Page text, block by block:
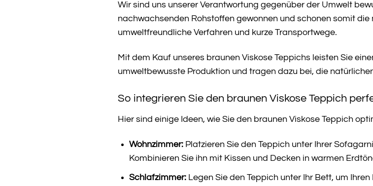
Wir sind uns unserer Verantwortung gegenüber der Umwelt
nachwachsenden Rohstoffen gewonnen und schonen somit
umweltfreundliche Verfahren und kurze Transportwege.
Mit dem Kauf unseres braunen Viskose Teppichs leisten Sie
umweltbewusste Produktion und tragen dazu bei, die
So integrieren Sie den braunen Viskose Teppich
Hier sind einige Ideen, wie Sie den braunen Viskose Teppich
Wohnzimmer:Platzieren Sie den Teppich unter Ihrer
Kombinieren Sie ihn mit Kissen und Decken in warmen
Schlafzimmer:Legen Sie den Teppich unter Ihr Bett, um